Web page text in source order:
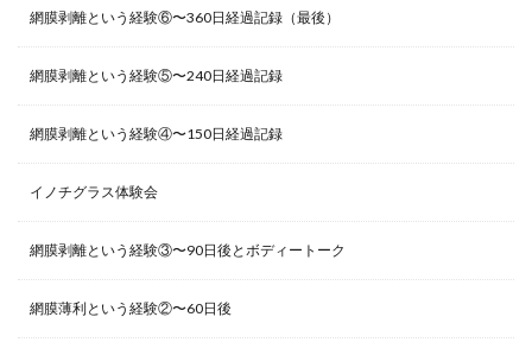
網膜剥離という経験⑥〜360日経過記録（最後）
網膜剥離という経験⑤〜240日経過記録
網膜剥離という経験④〜150日経過記録
イノチグラス体験会
網膜剥離という経験③〜90日後とボディートーク
網膜薄利という経験②〜60日後